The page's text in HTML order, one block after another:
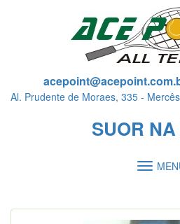
Al. Prudente de Moraes, 335 -
SUOR